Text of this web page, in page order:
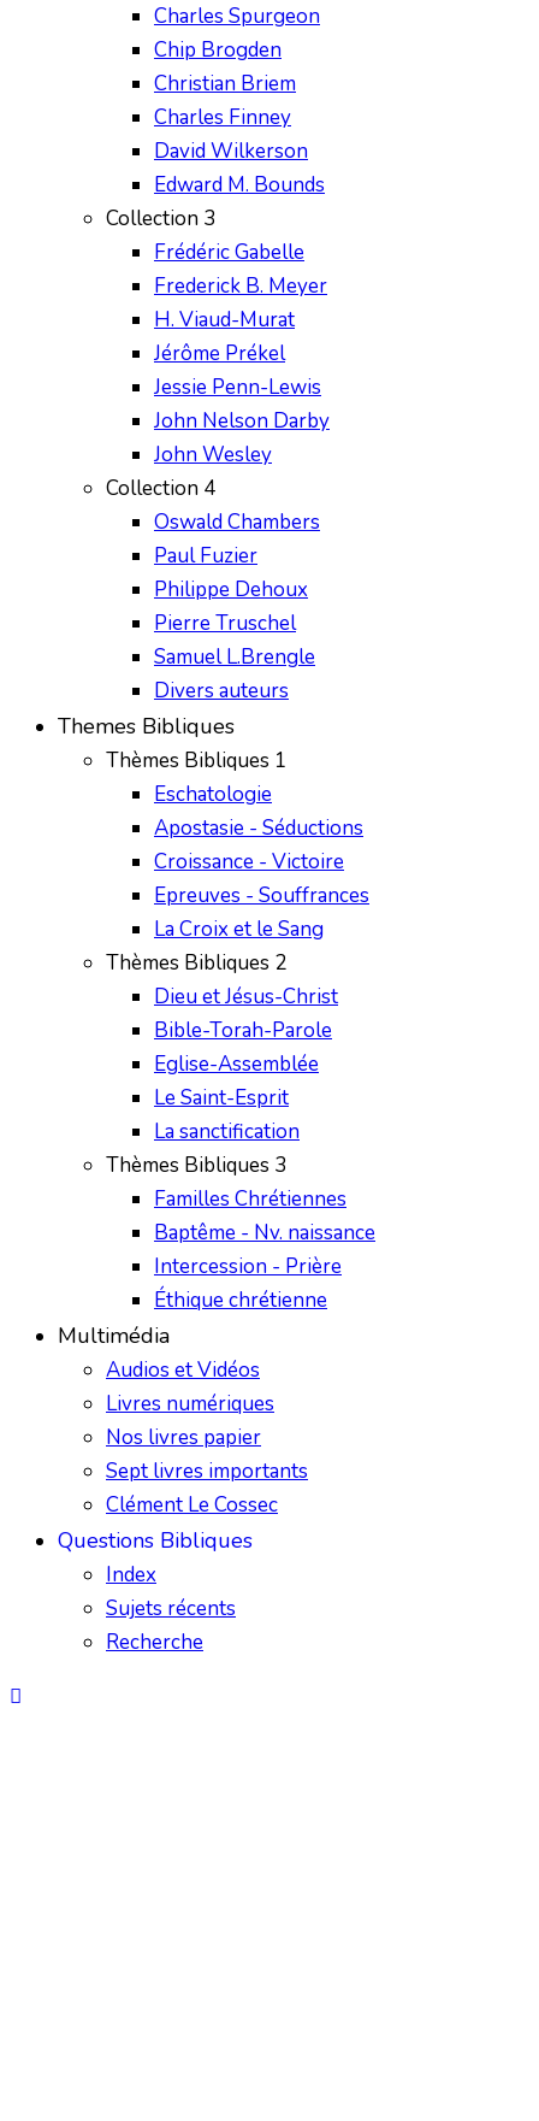
Charles Spurgeon
Chip Brogden
Christian Briem
Charles Finney
David Wilkerson
Edward M. Bounds
Collection 3
Frédéric Gabelle
Frederick B. Meyer
H. Viaud-Murat
Jérôme Prékel
Jessie Penn-Lewis
John Nelson Darby
John Wesley
Collection 4
Oswald Chambers
Paul Fuzier
Philippe Dehoux
Pierre Truschel
Samuel L.Brengle
Divers auteurs
Themes Bibliques
Thèmes Bibliques 1
Eschatologie
Apostasie - Séductions
Croissance - Victoire
Epreuves - Souffrances
La Croix et le Sang
Thèmes Bibliques 2
Dieu et Jésus-Christ
Bible-Torah-Parole
Eglise-Assemblée
Le Saint-Esprit
La sanctification
Thèmes Bibliques 3
Familles Chrétiennes
Baptême - Nv. naissance
Intercession - Prière
Éthique chrétienne
Multimédia
Audios et Vidéos
Livres numériques
Nos livres papier
Sept livres importants
Clément Le Cossec
Questions Bibliques
Index
Sujets récents
Recherche